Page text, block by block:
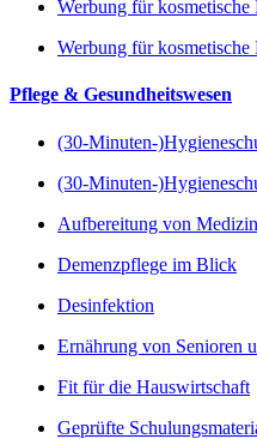
Werbung für kosmetische
Werbung für
Pflege & Gesundheitswesen
(30-Minuten-
(30-Minuten-
Aufbereitung von
Demenzpflege im Blick
Desinfektion
Ernährung von Senioren
Fit für die Hauswirtschaft
Geprüfte